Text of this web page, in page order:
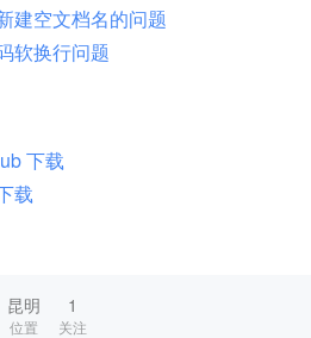
建空文档名的问题
软换行问题
下载
载
昆明
位置
1
关注